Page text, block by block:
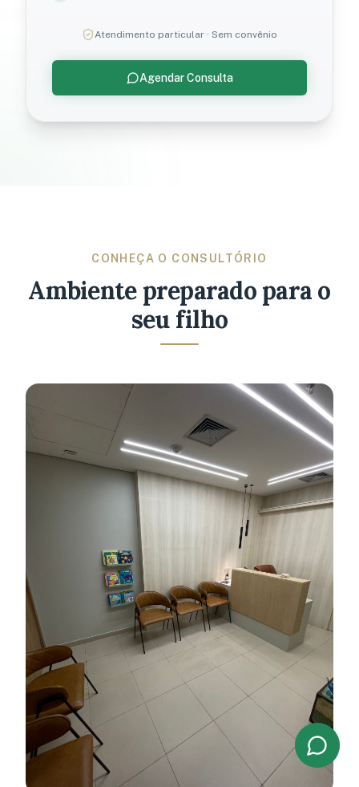
Atendimento particular · Sem convênio
Agendar Consulta
CONHEÇA O CONSULTÓRIO
Ambiente preparado para o
seu filho